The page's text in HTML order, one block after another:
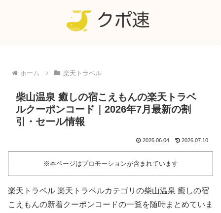
ホーム 楽天トラベル
柴山温泉 癒しの宿こえもんの楽天トラベ
ルクーポンコード｜2026年7月最新の割
引・セール情報
2026.06.04 2026.07.10
※本ページはプロモーションが含まれています
楽天トラベル 楽天トラベルカテゴリの柴山温泉 癒しの宿
こえもんの新着クーポンコードの一覧を随時まとめていま